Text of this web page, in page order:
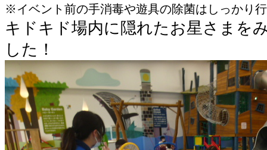
※イベント前の手消毒や遊具の除菌はしっかり
キドキド場内に隠れたお星さまを
した！